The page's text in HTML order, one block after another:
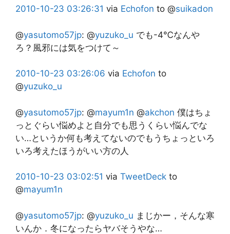
2010-10-23 03:26:31 via Echofon to @suikadon
@yasutomo57jp: @yuzuko_u でも-4℃なんや
ろ？風邪には気をつけて～
2010-10-23 03:26:06 via Echofon to
@yuzuko_u
@yasutomo57jp: @mayum1n @akchon 僕はちょ
っとぐらい悩めよと自分でも思うくらい悩んでな
い…というか何も考えてないのでもうちょっといろ
いろ考えたほうがいい方の人
2010-10-23 03:02:51 via TweetDeck to
@mayum1n
@yasutomo57jp: @yuzuko_u まじかー，そんな寒
いんか．冬になったらヤバそうやな…